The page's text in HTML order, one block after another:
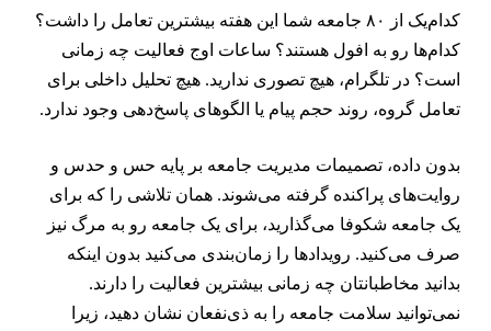
کدام‌یک از ۸۰ جامعه شما این هفته بیشترین تعامل را داشت؟
رو به افول هستند؟ ساعات اوج فعالیت چه زمانی
در تلگرام، هیچ تصوری ندارید. هیچ تحلیل داخلی برای
گروه، روند حجم پیام یا الگوهای پاسخ‌دهی وجود ندارد.
داده، تصمیمات مدیریت جامعه بر پایه حس و حدس و
پراکنده گرفته می‌شوند. همان تلاشی را که برای
جامعه شکوفا می‌گذارید، برای یک جامعه رو به مرگ نیز
می‌کنید. رویدادها را زمان‌بندی می‌کنید بدون اینکه
مخاطبانتان چه زمانی بیشترین فعالیت را دارند.
سلامت جامعه را به ذی‌نفعان نشان دهید، زیرا